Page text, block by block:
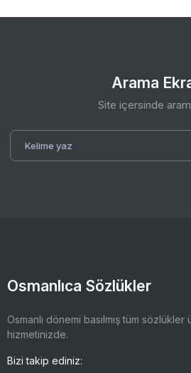
Arama
Site içersinde
Osmanlıca Sözlükler
Osmanlı dönemi basılmış tüm
hizmetinizde.
Bizi takip ediniz: